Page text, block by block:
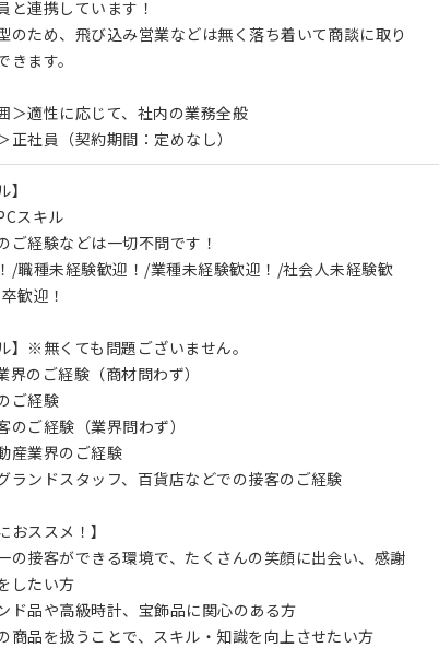
と連携しています！
のため、飛び込み営業などは無く落ち着いて商談に取り
きます。
＞適性に応じて、社内の業務全般
正社員（契約期間：定めなし）
】
スキル
ご経験などは一切不問です！
/職種未経験歓迎！/業種未経験歓迎！/社会人未経験歓
歓迎！
】※無くても問題ございません。
界のご経験（商材問わず）
ご経験
のご経験（業界問わず）
産業界のご経験
ランドスタッフ、百貨店などでの接客のご経験
おススメ！】
の接客ができる環境で、たくさんの笑顔に出会い、感謝
したい方
ド品や高級時計、宝飾品に関心のある方
商品を扱うことで、スキル・知識を向上させたい方